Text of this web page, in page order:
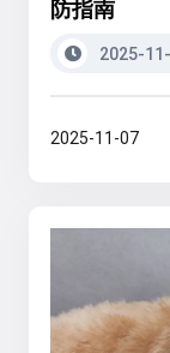
防指南
2025-
2025-11-07